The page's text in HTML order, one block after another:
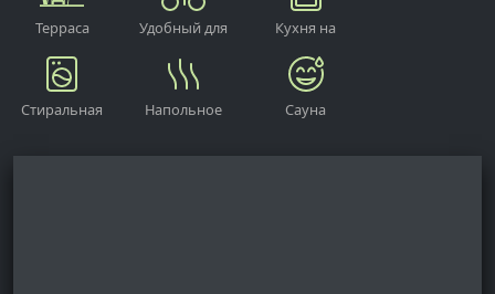
Терраса
Удобный для
Кухня на
Стиральная
Напольное
Сауна